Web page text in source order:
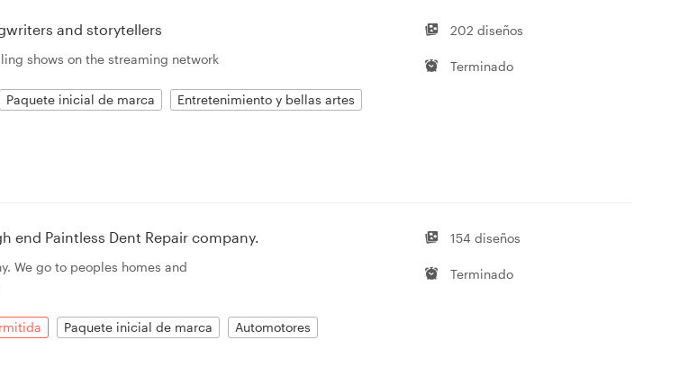
and storytellers
shows on the streaming network
Paquete inicial de marca Entretenimiento y bellas artes
202 diseños
Terminado
end Paintless Dent Repair company.
We go to peoples homes and
Paquete inicial de marca Automotores
154 diseños
Terminado